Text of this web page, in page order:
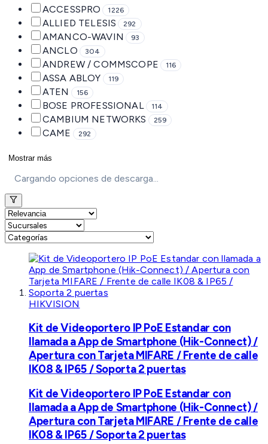
ACCESSPRO 1226
ALLIED TELESIS 292
AMANCO-WAVIN 93
ANCLO 304
ANDREW / COMMSCOPE 116
ASSA ABLOY 119
ATEN 156
BOSE PROFESSIONAL 114
CAMBIUM NETWORKS 259
CAME 292
Mostrar más
Cargando opciones de descarga...
HIKVISION
Kit de Videoportero IP PoE Estandar con
llamada a App de Smartphone (Hik-Connect) /
Apertura con Tarjeta MIFARE / Frente de calle
IK08 & IP65 / Soporta 2 puertas
Kit de Videoportero IP PoE Estandar con
llamada a App de Smartphone (Hik-Connect) /
Apertura con Tarjeta MIFARE / Frente de calle
IK08 & IP65 / Soporta 2 puertas